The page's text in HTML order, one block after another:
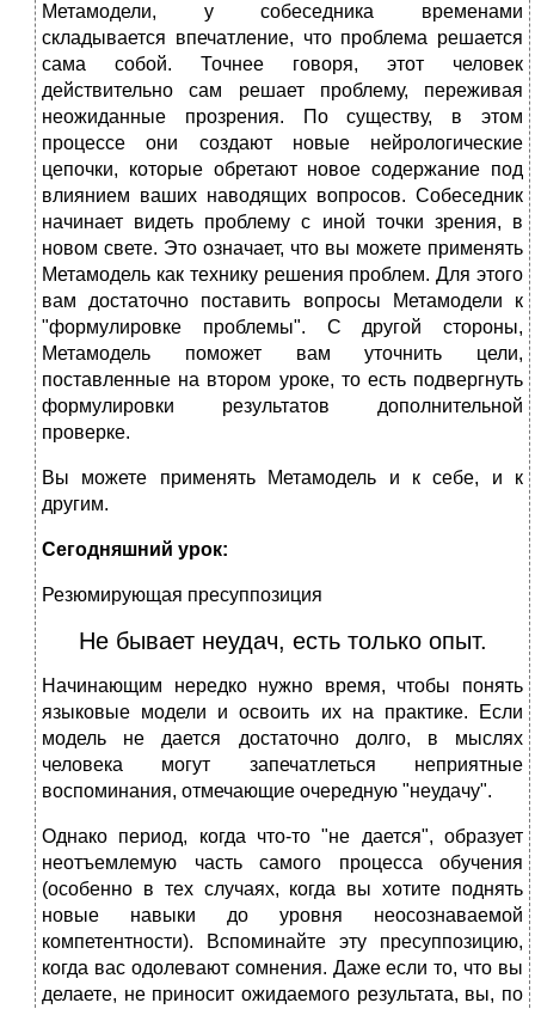
Метамодели, у собеседника временами
складывается впечатление, что проблема решается
сама собой. Точнее говоря, этот человек
действительно сам решает проблему, переживая
неожиданные прозрения. По существу, в этом
процессе они создают новые нейрологические
цепочки, которые обретают новое содержание под
влиянием ваших наводящих вопросов. Собеседник
начинает видеть проблему с иной точки зрения, в
новом свете. Это означает, что вы можете применять
Метамодель как технику решения проблем. Для этого
вам достаточно поставить вопросы Метамодели к
"формулировке проблемы". С другой стороны,
Метамодель поможет вам уточнить цели,
поставленные на втором уроке, то есть подвергнуть
формулировки результатов дополнительной
проверке.
Вы можете применять Метамодель и к себе, и к
другим.
Сегодняшний урок:
Резюмирующая пресуппозиция
Не бывает неудач, есть только опыт.
Начинающим нередко нужно время, чтобы понять
языковые модели и освоить их на практике. Если
модель не дается достаточно долго, в мыслях
человека могут запечатлеться неприятные
воспоминания, отмечающие очередную "неудачу".
Однако период, когда что-то "не дается", образует
неотъемлемую часть самого процесса обучения
(особенно в тех случаях, когда вы хотите поднять
новые навыки до уровня неосознаваемой
компетентности). Вспоминайте эту пресуппозицию,
когда вас одолевают сомнения. Даже если то, что вы
делаете, не приносит ожидаемого результата, вы, по